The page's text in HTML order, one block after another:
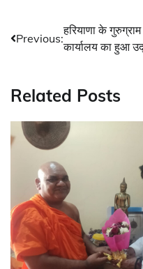
Post
Previous:
हरियाणा के
कार्यालय का हुआ
Related Posts